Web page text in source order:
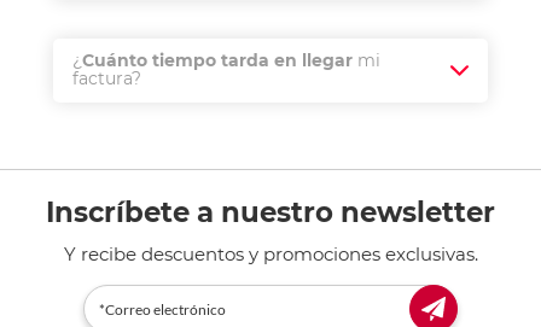
¿Cuánto tiempo tarda en llegar mi
factura?
Inscríbete a nuestro newsletter
Y recibe descuentos y promociones exclusivas.